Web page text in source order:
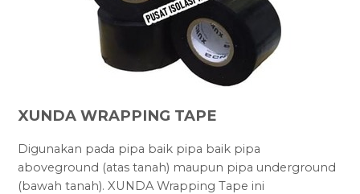
XUNDA WRAPPING TAPE
Digunakan pada pipa baik pipa baik pipa
aboveground (atas tanah) maupun pipa underground
(bawah tanah). XUNDA Wrapping Tape ini